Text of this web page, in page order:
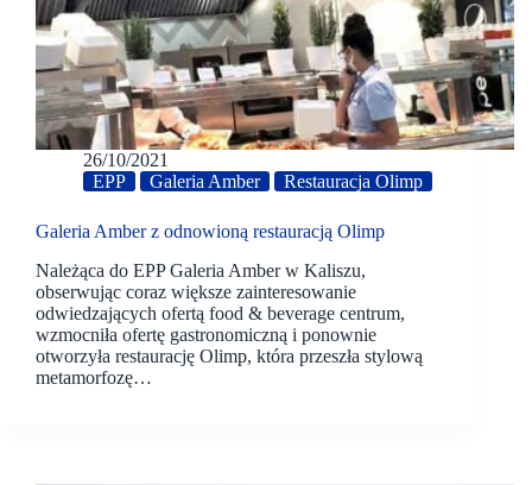
26/10/2021
EPP
Galeria Amber Restauracja Olimp
Galeria Amber z odnowioną restauracją Olimp
Należąca do EPP Galeria Amber w Kaliszu,
obserwując coraz większe zainteresowanie
odwiedzających ofertą food & beverage centrum,
wzmocniła ofertę gastronomiczną i ponownie
otworzyła restaurację Olimp, która przeszła stylową
metamorfozę…